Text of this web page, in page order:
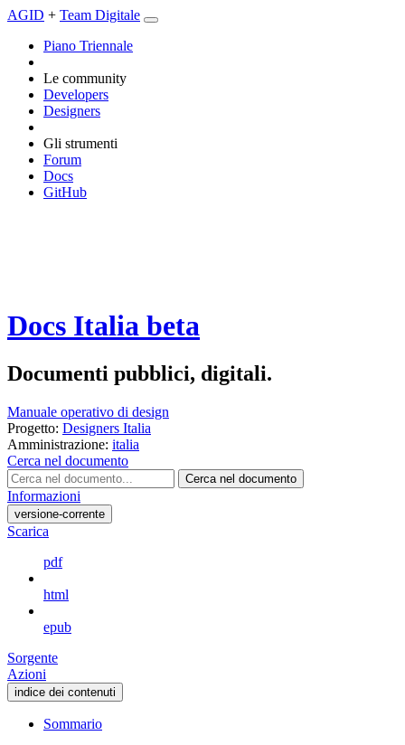
AGID + Team Digitale
Piano Triennale
Le community
Developers
Designers
Gli strumenti
Forum
Docs
GitHub
Docs Italia beta
Documenti pubblici, digitali.
Manuale operativo di design
Progetto: Designers Italia
Amministrazione: italia
Cerca nel documento
Cerca nel documento
Informazioni
versione-corrente
Scarica
pdf
html
epub
Sorgente
Azioni
indice dei contenuti
Sommario